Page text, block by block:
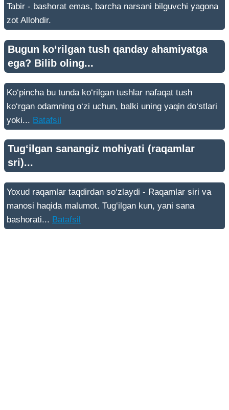
Tabir - bashorat emas, barcha narsani bilguvchi yagona
zot Allohdir.
Bugun ko‘rilgan tush qanday ahamiyatga
ega? Bilib oling...
Ko‘pincha bu tunda ko‘rilgan tushlar nafaqat tush
ko‘rgan odamning o‘zi uchun, balki uning yaqin do‘stlari
yoki... Batafsil
Tug‘ilgan sanangiz mohiyati (raqamlar
sri)...
Yoxud raqamlar taqdirdan so‘zlaydi - Raqamlar siri va
manosi haqida malumot. Tug‘ilgan kun, yani sana
bashorati... Batafsil